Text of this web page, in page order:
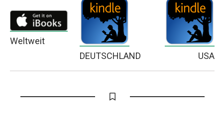
Weltweit
DEUTSCHLAND
USA